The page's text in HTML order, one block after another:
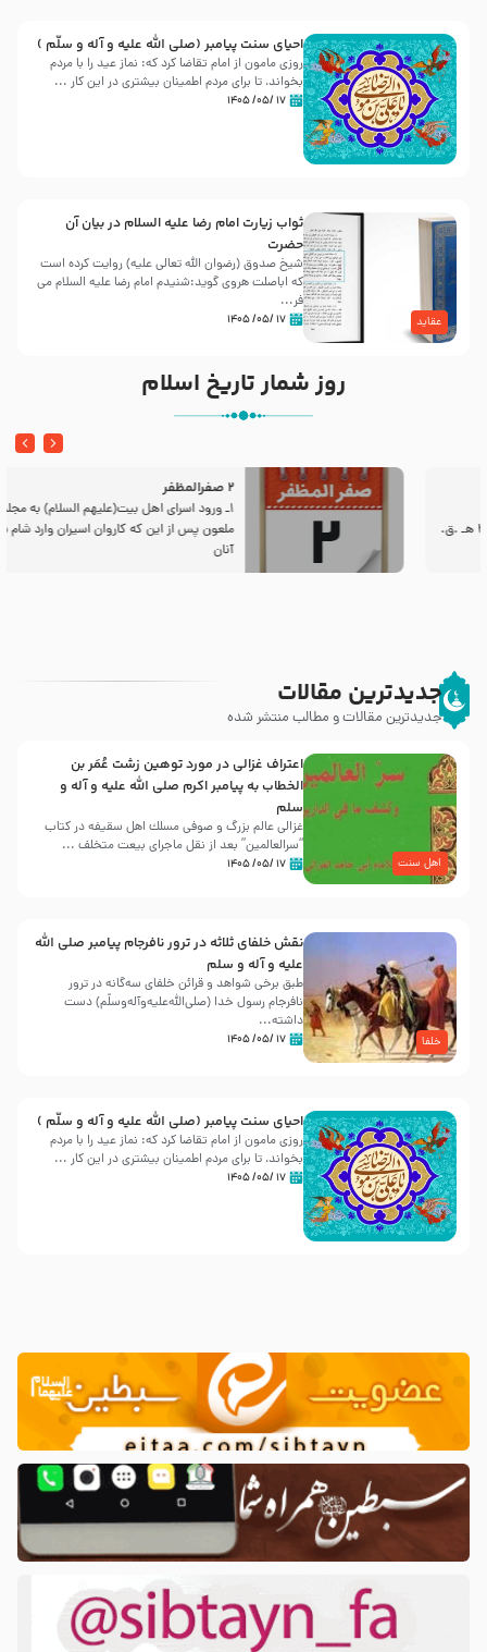
احیای سنت پیامبر (صلی الله علیه و آله و سلّم )
روزی مامون از امام تقاضا کرد که: نماز عید را با مردم
بخواند، تا برای مردم اطمینان بیشتری در این کار ...
۱۷ /۰۵/ ۱۴۰۵
عقاید
ثواب زیارت امام رضا علیه السلام در بیان آن
حضرت
شیخ صدوق (رضوان الله تعالی علیه) روایت کرده است
که اباصلت هروی گوید:شنیدم امام رضا علیه السلام می
فر...
۱۷ /۰۵/ ۱۴۰۵
روز شمار تاریخ اسلام
2 صفرالمظفر
1ـ ورود اسراى اهل بیت‌(علیهم السلام) به مجلس یزید
ملعون پس از این كه كاروان اسیران وارد شام شدند،
جدیدترین مقالات
جدیدترین مقالات و مطالب منتشر شده
اهل سنت
اعتراف غزالی در مورد توهین زشت عُمَر بن
الخطاب به پیامبر اکرم صلی الله علیه و آله و
سلم
غزالی عالم بزرگ و صوفی مسلك اهل سقيفه در کتاب
“سرالعالمین” بعد از نقل ماجرای بیعت متخلف ...
۱۷ /۰۵/ ۱۴۰۵
خلفا
نقش خلفای ثلاثه در ترور نافرجام پیامبر صلی الله
علیه و آله و سلم
طبق برخی شواهد و قرائن خلفای سه‌گانه در ترور
نافرجام رسول خدا (صلی‌الله‌علیه‌و‌آله‌وسلّم) دست
داشته‌...
۱۷ /۰۵/ ۱۴۰۵
احیای سنت پیامبر (صلی الله علیه و آله و سلّم )
روزی مامون از امام تقاضا کرد که: نماز عید را با مردم
بخواند، تا برای مردم اطمینان بیشتری در این کار ...
۱۷ /۰۵/ ۱۴۰۵